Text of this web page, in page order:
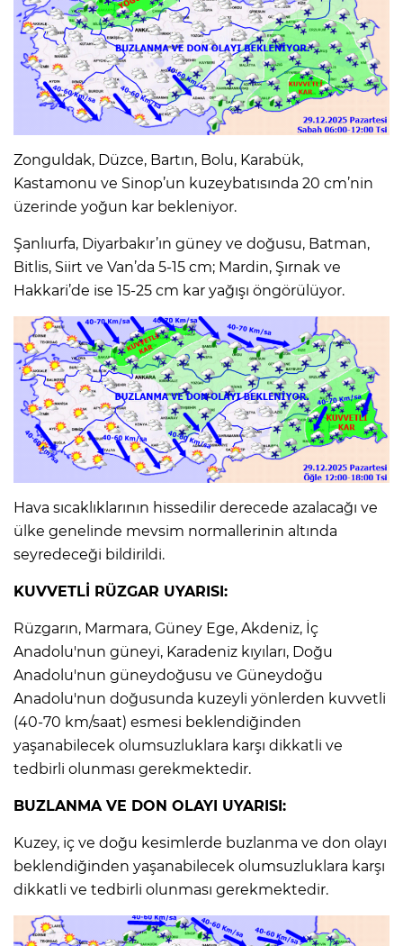
Zonguldak, Düzce, Bartın, Bolu, Karabük,
Kastamonu ve Sinop’un kuzeybatısında 20 cm’nin
üzerinde yoğun kar bekleniyor.
Şanlıurfa, Diyarbakır’ın güney ve doğusu, Batman,
Bitlis, Siirt ve Van’da 5-15 cm; Mardin, Şırnak ve
Hakkari’de ise 15-25 cm kar yağışı öngörülüyor.
Hava sıcaklıklarının hissedilir derecede azalacağı ve
ülke genelinde mevsim normallerinin altında
seyredeceği bildirildi.
KUVVETLİ RÜZGAR UYARISI:
Rüzgarın, Marmara, Güney Ege, Akdeniz, İç
Anadolu'nun güneyi, Karadeniz kıyıları, Doğu
Anadolu'nun güneydoğusu ve Güneydoğu
Anadolu'nun doğusunda kuzeyli yönlerden kuvvetli
(40-70 km/saat) esmesi beklendiğinden
yaşanabilecek olumsuzluklara karşı dikkatli ve
tedbirli olunması gerekmektedir.
BUZLANMA VE DON OLAYI UYARISI:
Kuzey, iç ve doğu kesimlerde buzlanma ve don olayı
beklendiğinden yaşanabilecek olumsuzluklara karşı
dikkatli ve tedbirli olunması gerekmektedir.